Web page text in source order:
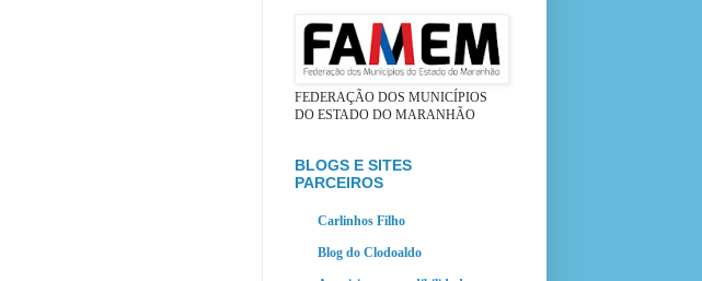
FEDERAÇÃO DOS MUNICÍPIOS
DO ESTADO DO MARANHÃO
BLOGS E SITES
PARCEIROS
Carlinhos Filho
Blog do Clodoaldo